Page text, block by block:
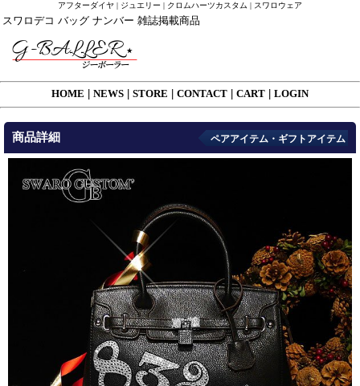
アフターダイヤ | ジュエリー | クロムハーツカスタム | スワロウェア
スワロデコ バッグ ナンバー 雑誌掲載商品
HOME NEWS STORE CONTACT CART LOGIN
商品詳細 ペアアイテム・ギフトアイテム